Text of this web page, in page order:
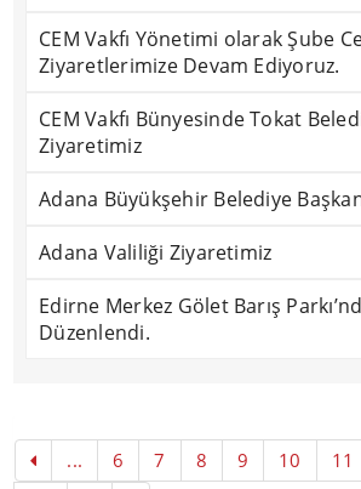
CEM Vakfı Yönetimi olarak Şube
Ziyaretlerimize Devam Ediyoruz.
CEM Vakfı Bünyesinde Tokat
Ziyaretimiz
Adana Büyükşehir Belediye
Adana Valiliği Ziyaretimiz
Edirne Merkez Gölet Barış
Düzenlendi.
... 6 7 8 9 10 11